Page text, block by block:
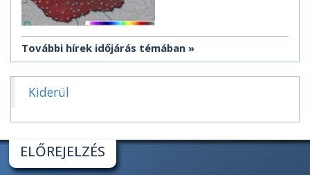
További hírek időjárás témában
Kiderül
ELŐREJELZÉS